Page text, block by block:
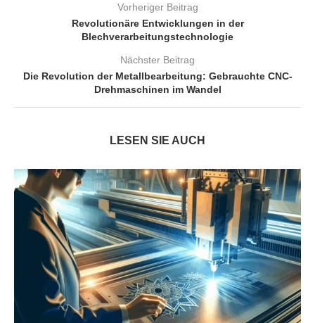
Vorheriger Beitrag
Revolutionäre Entwicklungen in der
Blechverarbeitungstechnologie
Nächster Beitrag
Die Revolution der Metallbearbeitung: Gebrauchte CNC-
Drehmaschinen im Wandel
LESEN SIE AUCH